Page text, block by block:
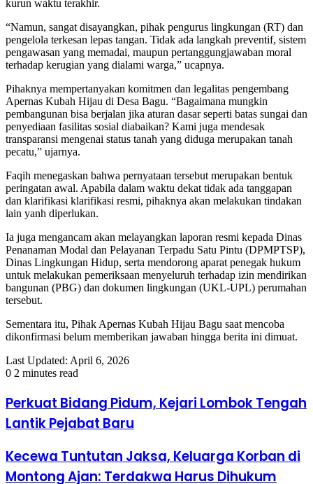
kurun waktu terakhir.
“Namun, sangat disayangkan, pihak pengurus lingkungan (RT) dan
pengelola terkesan lepas tangan. Tidak ada langkah preventif, sistem
pengawasan yang memadai, maupun pertanggungjawaban moral
terhadap kerugian yang dialami warga,” ucapnya.
Pihaknya mempertanyakan komitmen dan legalitas pengembang
Apernas Kubah Hijau di Desa Bagu. “Bagaimana mungkin
pembangunan bisa berjalan jika aturan dasar seperti batas sungai dan
penyediaan fasilitas sosial diabaikan? Kami juga mendesak
transparansi mengenai status tanah yang diduga merupakan tanah
pecatu,” ujarnya.
Faqih menegaskan bahwa pernyataan tersebut merupakan bentuk
peringatan awal. Apabila dalam waktu dekat tidak ada tanggapan
dan klarifikasi klarifikasi resmi, pihaknya akan melakukan tindakan
lain yanh diperlukan.
Ia juga mengancam akan melayangkan laporan resmi kepada Dinas
Penanaman Modal dan Pelayanan Terpadu Satu Pintu (DPMPTSP),
Dinas Lingkungan Hidup, serta mendorong aparat penegak hukum
untuk melakukan pemeriksaan menyeluruh terhadap izin mendirikan
bangunan (PBG) dan dokumen lingkungan (UKL-UPL) perumahan
tersebut.
Sementara itu, Pihak Apernas Kubah Hijau Bagu saat mencoba
dikonfirmasi belum memberikan jawaban hingga berita ini dimuat.
Last Updated: April 6, 2026
0 2 minutes read
Perkuat Bidang Pidum, Kejari Lombok Tengah
Lantik Pejabat Baru
​Kecewa Tuntutan Jaksa, Keluarga Korban di
Montong Ajan: Terdakwa Harus Dihukum